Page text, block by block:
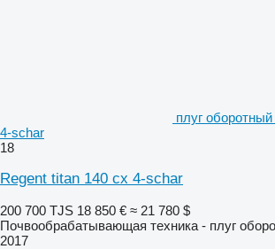
плуг
4-schar
18
Regent titan 140 cx 4-schar
200 700 TJS 18 850 € ≈ 21 780 $
Почвообрабатывающая техника - плуг
2017